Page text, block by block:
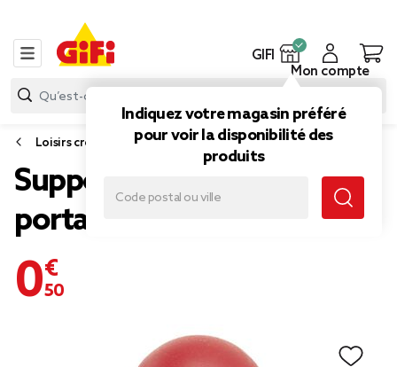
GIFI
Indiquez votre magasin préféré
pour voir la disponibilité des
produits
Mon compte
Loisirs créatifs
Support téléphone
portable boule à ventouse
0,50 €